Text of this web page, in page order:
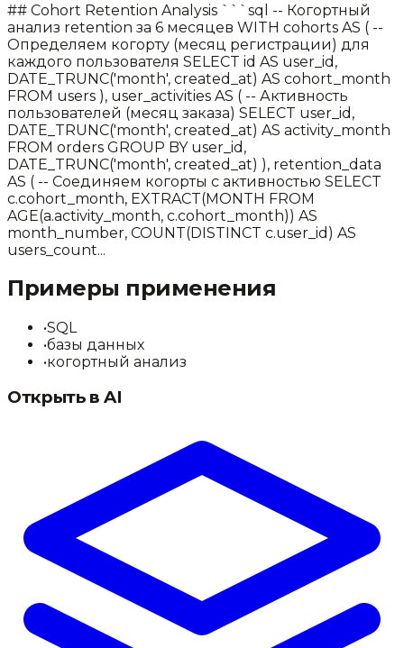
## Cohort Retention Analysis ```sql -- Когортный
анализ retention за 6 месяцев WITH cohorts AS ( --
Определяем когорту (месяц регистрации) для
каждого пользователя SELECT id AS user_id,
DATE_TRUNC('month', created_at) AS cohort_month
FROM users ), user_activities AS ( -- Активность
пользователей (месяц заказа) SELECT user_id,
DATE_TRUNC('month', created_at) AS activity_month
FROM orders GROUP BY user_id,
DATE_TRUNC('month', created_at) ), retention_data
AS ( -- Соединяем когорты с активностью SELECT
c.cohort_month, EXTRACT(MONTH FROM
AGE(a.activity_month, c.cohort_month)) AS
month_number, COUNT(DISTINCT c.user_id) AS
users_count...
Примеры применения
•SQL
•базы данных
•когортный анализ
Открыть в AI